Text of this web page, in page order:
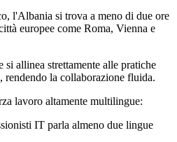
l'Albania si trova a meno di due ore
europee come Roma, Vienna e
si allinea strettamente alle pratiche
rendendo la collaborazione fluida.
lavoro altamente multilingue:
IT parla almeno due lingue